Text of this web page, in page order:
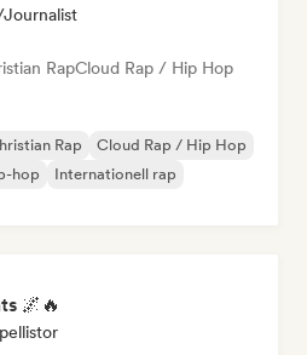
RapCloud Rap / Hip Hop
Rap
Cloud Rap / Hip Hop
hop
Internationell rap
🌌🔥